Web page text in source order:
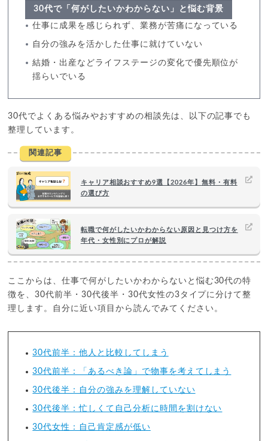
30代で「何がしたいかわからない」と悩む背景
仕事に成果を感じられず、業務が苦痛になっている
自分の強みを活かした仕事に就けていない
結婚・出産などライフステージの変化で優先順位が
揺らいでいる
30代でよくある悩みやおすすめの相談先は、以下の記事でも
整理しています。
関連記事
キャリア相談おすすめ9選【2026年】無料・有料
の選び方
転職で何がしたいかわからない原因と見つけ方を
年代・女性別にプロが解説
ここからは、仕事で何がしたいかわからないと悩む30代の特
徴を、30代前半・30代後半・30代女性の3タイプに分けて整
理します。自分に近い項目から読んでみてください。
30代前半：他人と比較してしまう
30代前半：「あるべき論」で物事を考えてしまう
30代後半：自分の強みを理解していない
30代後半：忙しくて自己分析に時間を割けない
30代女性：自己肯定感が低い